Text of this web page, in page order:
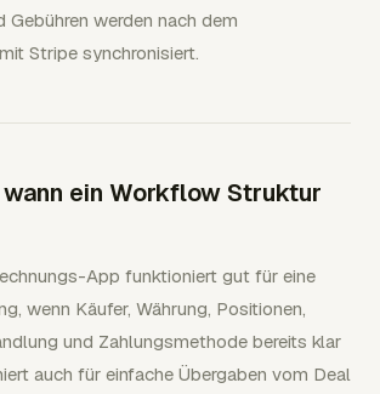
werden nach dem
Stripe synchronisiert.
ein Workflow Struktur
App funktioniert gut für eine
wenn Käufer, Währung, Positionen,
und Zahlungsmethode bereits klar
auch für einfache Übergaben vom Deal